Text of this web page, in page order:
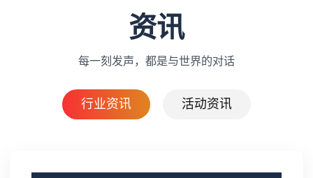
资讯
每一刻发声，都是与世界的对话
行业资讯 活动资讯